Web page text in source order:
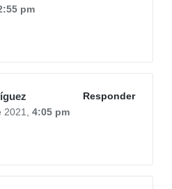
pm
Responder
4:05 pm